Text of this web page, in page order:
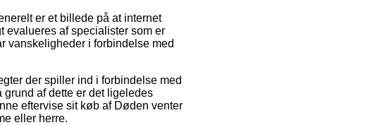
er et billede på at internet
af specialister som er
vanskeligheder i forbindelse med
der spiller ind i forbindelse med
grund af dette er det ligeledes
eftervise sit køb af Døden venter
eller herre.